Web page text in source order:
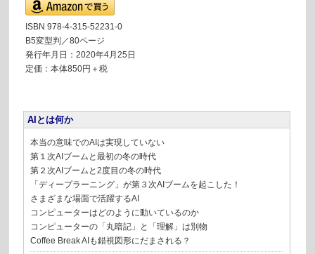
ISBN 978-4-315-52231-0
B5変型判／80ページ
発行年月日：2020年4月25日
定価：本体850円＋税
AIとは何か
本当の意味でのAIは実現していない
第１次AIブームと最初の冬の時代
第２次AIブームと2度目の冬の時代
「ディープラーニング」が第３次AIブームを起こした！
さまざまな場面で活躍するAI
コンピューターはどのように動いているのか
コンピューターの「丸暗記」と「理解」は別物
Coffee BreakAIも錯視図形にだまされる？